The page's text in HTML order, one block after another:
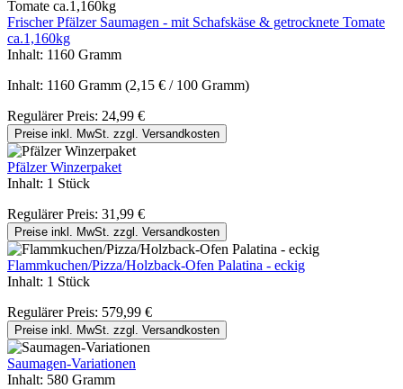
Frischer Pfälzer Saumagen - mit Schafskäse & getrocknete Tomate
ca.1,160kg
Inhalt: 1160 Gramm
Inhalt: 1160 Gramm (2,15 € / 100 Gramm)
Regulärer Preis: 24,99 €
Preise inkl. MwSt. zzgl. Versandkosten
Pfälzer Winzerpaket
Inhalt: 1 Stück
Regulärer Preis: 31,99 €
Preise inkl. MwSt. zzgl. Versandkosten
Flammkuchen/Pizza/Holzback-Ofen Palatina - eckig
Inhalt: 1 Stück
Regulärer Preis: 579,99 €
Preise inkl. MwSt. zzgl. Versandkosten
Saumagen-Variationen
Inhalt: 580 Gramm